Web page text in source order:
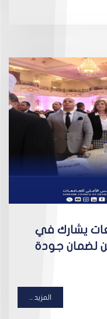
يشارك في
لضمان جودة
المزيد ...